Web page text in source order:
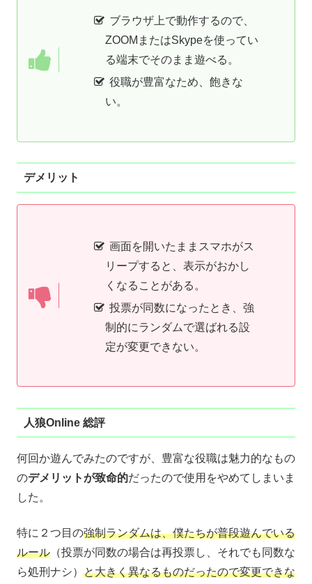
ブラウザ上で動作するので、
ZOOMまたはSkypeを使ってい
る端末でそのまま遊べる。
役職が豊富なため、飽きな
い。
デメリット
画面を開いたままスマホがス
リープすると、表示がおかし
くなることがある。
投票が同数になったとき、強
制的にランダムで選ばれる設
定が変更できない。
人狼Online 総評
何回か遊んでみたのですが、豊富な役職は魅力的なもの
のデメリットが致命的だったので使用をやめてしまいま
した。
特に２つ目の強制ランダムは、僕たちが普段遊んでいる
ルール （投票が同数の場合は再投票し、それでも同数な
ら処刑ナシ） と大きく異なるものだったので変更できな